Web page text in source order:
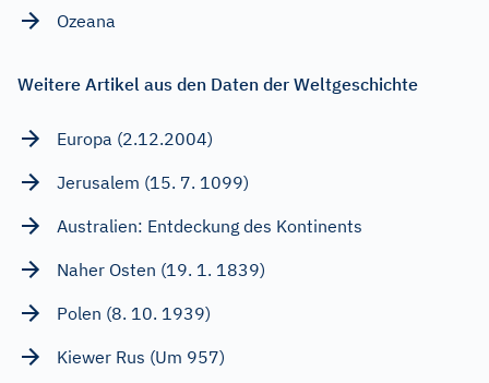
Ozeana
Weitere Artikel aus den Daten der Weltgeschichte
Europa (2.12.2004)
Jerusalem (15. 7. 1099)
Australien: Entdeckung des Kontinents
Naher Osten (19. 1. 1839)
Polen (8. 10. 1939)
Kiewer Rus (Um 957)